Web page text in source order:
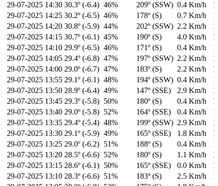
29-07-2025 14:30 30.3º (-6.4) 46% 209º (SSW) 0.4 Km/h
29-07-2025 14:25 30.2º (-6.5) 46% 178º (S) 0.7 Km/h
29-07-2025 14:20 30.8º (-5.9) 44% 202º (SSW) 2.2 Km/h
29-07-2025 14:15 30.7º (-6.1) 45% 190º (S) 4.0 Km/h
29-07-2025 14:10 29.9º (-6.5) 46% 171º (S) 0.4 Km/h
29-07-2025 14:05 29.4º (-6.8) 47% 197º (SSW) 2.2 Km/h
29-07-2025 14:00 29.0º (-6.7) 47% 183º (S) 2.2 Km/h
29-07-2025 13:55 29.1º (-6.1) 48% 194º (SSW) 0.4 Km/h
29-07-2025 13:50 28.9º (-6.4) 49% 147º (SSE) 2.9 Km/h
29-07-2025 13:45 29.3º (-5.8) 50% 180º (S) 0.4 Km/h
29-07-2025 13:40 29.0º (-5.8) 52% 164º (SSE) 0.4 Km/h
29-07-2025 13:35 29.4º (-5.4) 48% 199º (SSW) 2.9 Km/h
29-07-2025 13:30 29.1º (-5.9) 49% 165º (SSE) 1.8 Km/h
29-07-2025 13:25 29.0º (-6.2) 51% 188º (S) 0.4 Km/h
29-07-2025 13:20 28.5º (-6.6) 52% 180º (S) 1.1 Km/h
29-07-2025 13:15 28.6º (-6.1) 50% 165º (SSE) 0.0 Km/h
29-07-2025 13:10 28.3º (-6.6) 51% 183º (S) 2.5 Km/h